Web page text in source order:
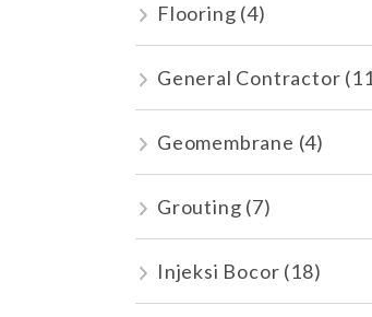
Flooring (4)
General Contractor
Geomembrane (4)
Grouting (7)
Injeksi Bocor (18)